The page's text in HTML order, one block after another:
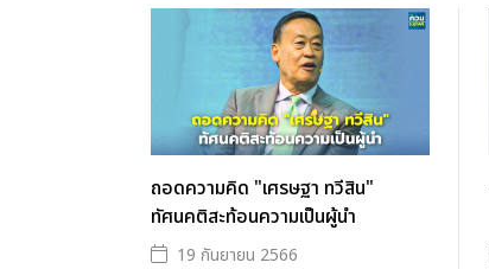
ถอดความคิด "เศรษฐา ทวีสิน"
ทัศนคติสะท้อนความเป็นผู้นำ
19 กันยายน 2566